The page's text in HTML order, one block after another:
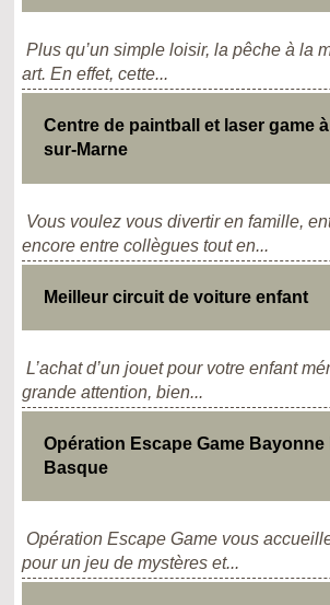
Plus qu’un simple loisir, la pêche à la
art. En effet, cette...
Centre de paintball et laser game
sur-Marne
Vous voulez vous divertir en famille,
encore entre collègues tout en...
Meilleur circuit de voiture enfant
L’achat d’un jouet pour votre enfant
grande attention, bien...
Opération Escape Game Bayonne
Basque
Opération Escape Game vous
pour un jeu de mystères et...